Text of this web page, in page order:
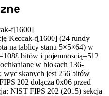
f[1600]
Keccak-f[1600] (24 rundy
na tablicy stanu 5×5×64) w
bitów i pojemnością=512
w blokach 136-
wyciskanych jest 256 bitów
202 dołącza 0x06 przed
NIST FIPS 202 (2015) sekcja